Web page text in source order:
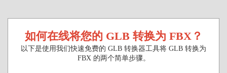
如何在线将您的 GLB 转换为 FBX？
以下是使用我们快速免费的 GLB 转换器工具将 GLB 转换为
FBX 的两个简单步骤。